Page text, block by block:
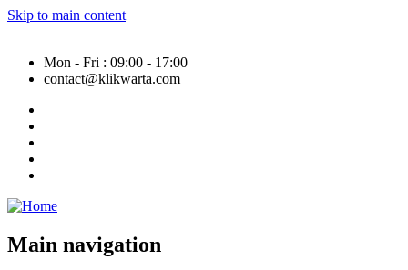
Skip to main content
Mon - Fri : 09:00 - 17:00
contact@klikwarta.com
Main navigation